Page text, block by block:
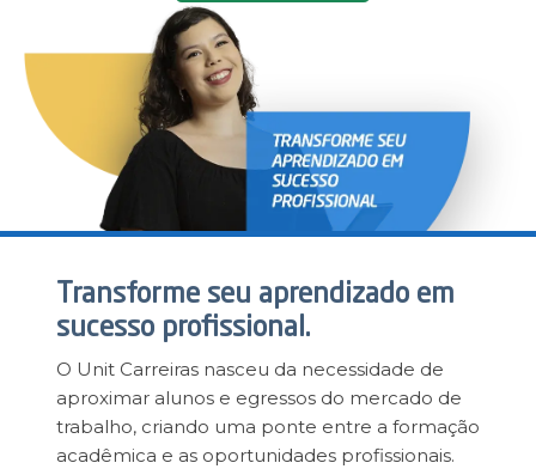
Transforme seu aprendizado em
sucesso profissional.
O Unit Carreiras nasceu da necessidade de
aproximar alunos e egressos do mercado de
trabalho, criando uma ponte entre a formação
acadêmica e as oportunidades profissionais.